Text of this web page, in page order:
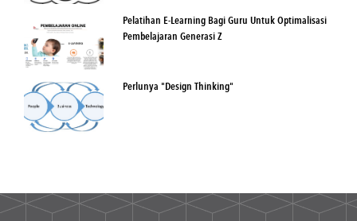
Pelatihan E-Learning Bagi Guru Untuk Optimalisasi
Pembelajaran Generasi Z
Perlunya "Design Thinking"